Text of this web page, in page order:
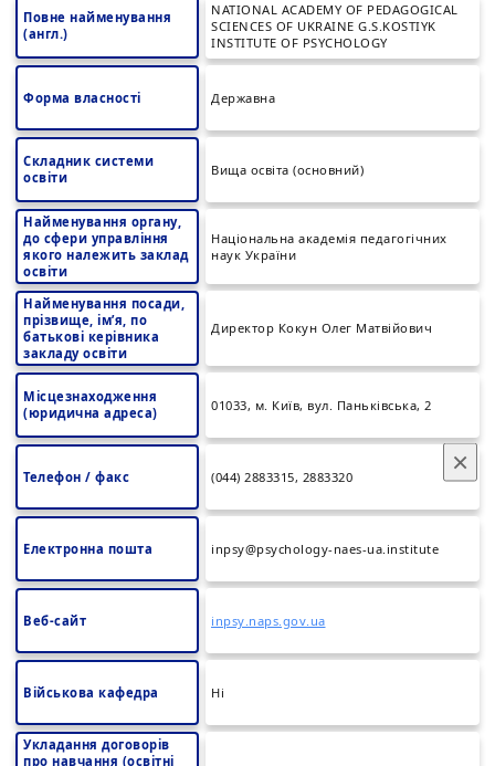
×
Повне найменування
(англ.)
NATIONAL ACADEMY OF PEDAGOGICAL
SCIENCES OF UKRAINE G.S.KOSTIYK
INSTITUTE OF PSYCHOLOGY
Форма власності Державна
Складник системи
освіти
Вища освіта (основний)
Найменування органу,
до сфери управління
якого належить заклад
освіти
Національна академія педагогічних
наук України
Найменування посади,
прізвище, ім’я, по
батькові керівника
закладу освіти
Директор Кокун Олег Матвійович
Місцезнаходження
(юридична адреса)
01033, м. Київ, вул. Паньківська, 2
Телефон / факс (044) 2883315, 2883320
Електронна пошта inpsy@psychology-naes-ua.institute
Веб-сайт inpsy.naps.gov.ua
Військова кафедра Ні
Укладання договорів
про навчання (освітні